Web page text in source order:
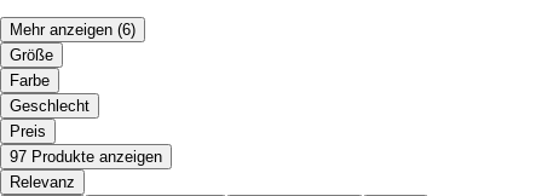
Mehr anzeigen (6)
Größe
Farbe
Geschlecht
Preis
97 Produkte anzeigen
Relevanz